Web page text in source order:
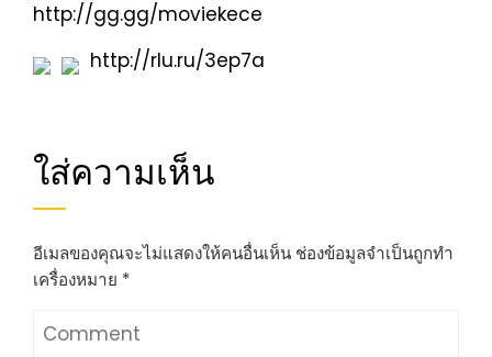
http://gg.gg/moviekece
http://rlu.ru/3ep7a
ใส่ความเห็น
อีเมลของคุณจะไม่แสดงให้คนอื่นเห็น ช่องข้อมูลจำเป็นถูกทำ
เครื่องหมาย *